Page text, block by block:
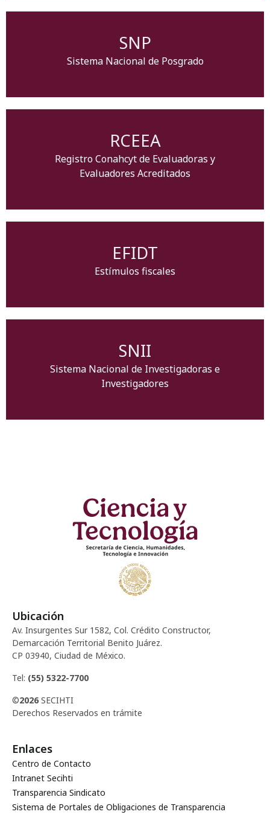
SNP
Sistema Nacional de Posgrado
RCEEA
Registro Conahcyt de Evaluadoras y
Evaluadores Acreditados
EFIDT
Estímulos fiscales
SNII
Sistema Nacional de Investigadoras e
Investigadores
Ubicación
Av. Insurgentes Sur 1582, Col. Crédito Constructor,
Demarcación Territorial Benito Juárez.
CP 03940, Ciudad de México.
Tel: (55) 5322-7700
©2026 SECIHTI
Derechos Reservados en trámite
Enlaces
Centro de Contacto
Intranet Secihti
Transparencia Sindicato
Sistema de Portales de Obligaciones de Transparencia